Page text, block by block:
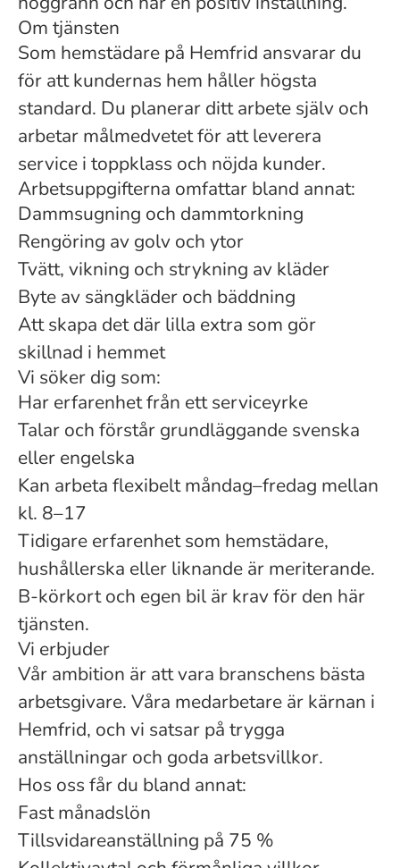
Om tjänsten
Som hemstädare på Hemfrid ansvarar du
för att kundernas hem håller högsta
standard. Du planerar ditt arbete själv och
arbetar målmedvetet för att leverera
service i toppklass och nöjda kunder.
Arbetsuppgifterna omfattar bland annat:
Dammsugning och dammtorkning
Rengöring av golv och ytor
Tvätt, vikning och strykning av kläder
Byte av sängkläder och bäddning
Att skapa det där lilla extra som gör
skillnad i hemmet
Vi söker dig som:
Har erfarenhet från ett serviceyrke
Talar och förstår grundläggande svenska
eller engelska
Kan arbeta flexibelt måndag–fredag mellan
kl. 8–17
Tidigare erfarenhet som hemstädare,
hushållerska eller liknande är meriterande.
B-körkort och egen bil är krav för den här
tjänsten.
Vi erbjuder
Vår ambition är att vara branschens bästa
arbetsgivare. Våra medarbetare är kärnan i
Hemfrid, och vi satsar på trygga
anställningar och goda arbetsvillkor.
Hos oss får du bland annat:
Fast månadslön
Tillsvidareanställning på 75 %